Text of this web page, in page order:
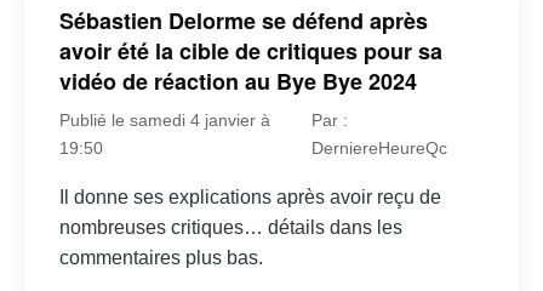
Sébastien Delorme se défend après
avoir été la cible de critiques pour sa
vidéo de réaction au Bye Bye 2024
Publié le samedi 4 janvier à
19:50
Par :
DerniereHeureQc
Il donne ses explications après avoir reçu de
nombreuses critiques… détails dans les
commentaires plus bas.